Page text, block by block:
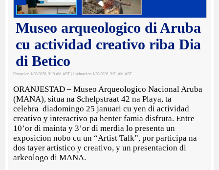
Museo arqueologico di Aruba
cu actividad creativo riba Dia
di Betico
Posted on 1/20/2026, 9:19 AM AST | Updated on 1/20/2026, 9:21 AM AST
ORANJESTAD – Museo Arqueologico Nacional Aruba
(MANA), situa na Schelpstraat 42 na Playa, ta
celebra diadomingo 25 januari cu yen di actividad
creativo y interactivo pa henter famia disfruta. Entre
10’or di mainta y 3’or di merdia lo presenta un
exposicion nobo cu un “Artist Talk”, por participa na
dos tayer artistico y creativo, y un presentacion di
arkeologo di MANA.